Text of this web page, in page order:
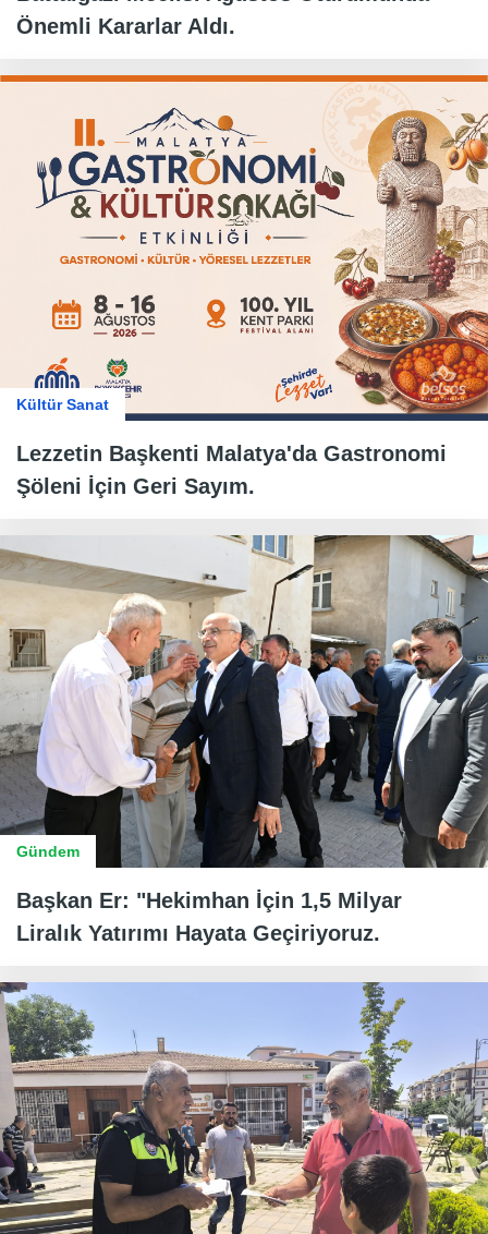
Önemli Kararlar Aldı.
Kültür Sanat
Lezzetin Başkenti Malatya'da Gastronomi
Şöleni İçin Geri Sayım.
Gündem
Başkan Er: "Hekimhan İçin 1,5 Milyar
Liralık Yatırımı Hayata Geçiriyoruz.